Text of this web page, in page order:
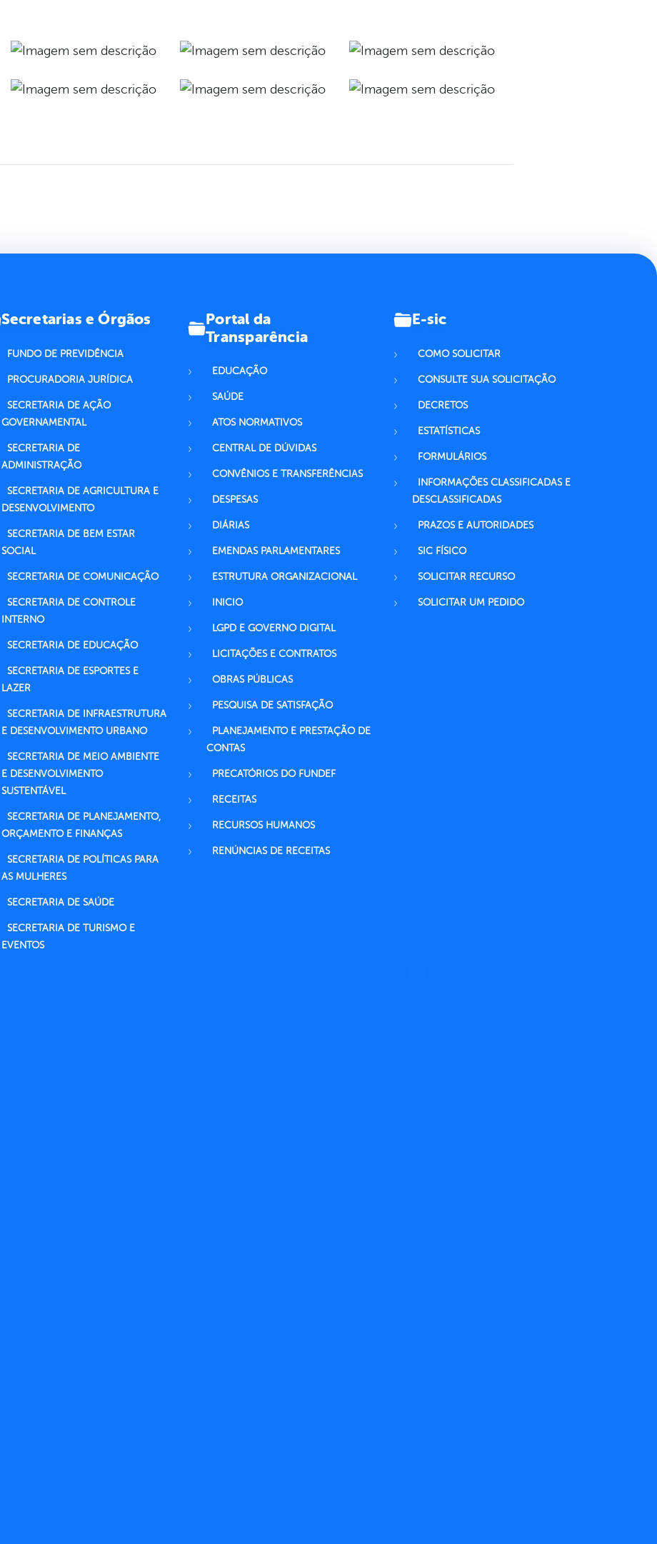
Secretarias e Órgãos
FUNDO DE PREVIDÊNCIA
PROCURADORIA JURÍDICA
SECRETARIA DE AÇÃO
GOVERNAMENTAL
SECRETARIA DE
ADMINISTRAÇÃO
SECRETARIA DE AGRICULTURA E
DESENVOLVIMENTO
SECRETARIA DE BEM ESTAR
SOCIAL
SECRETARIA DE COMUNICAÇÃO
SECRETARIA DE CONTROLE
INTERNO
SECRETARIA DE EDUCAÇÃO
SECRETARIA DE ESPORTES E
LAZER
SECRETARIA DE INFRAESTRUTURA
E DESENVOLVIMENTO URBANO
SECRETARIA DE MEIO AMBIENTE
E DESENVOLVIMENTO
SUSTENTÁVEL
SECRETARIA DE PLANEJAMENTO,
ORÇAMENTO E FINANÇAS
SECRETARIA DE POLÍTICAS PARA
AS MULHERES
SECRETARIA DE SAÚDE
SECRETARIA DE TURISMO E
EVENTOS
Portal da
Transparência
EDUCAÇÃO
SAÚDE
ATOS NORMATIVOS
CENTRAL DE DÚVIDAS
CONVÊNIOS E TRANSFERÊNCIAS
DESPESAS
DIÁRIAS
EMENDAS PARLAMENTARES
ESTRUTURA ORGANIZACIONAL
INICIO
LGPD E GOVERNO DIGITAL
LICITAÇÕES E CONTRATOS
OBRAS PÚBLICAS
PESQUISA DE SATISFAÇÃO
PLANEJAMENTO E PRESTAÇÃO DE
CONTAS
PRECATÓRIOS DO FUNDEF
RECEITAS
RECURSOS HUMANOS
RENÚNCIAS DE RECEITAS
E-sic
COMO SOLICITAR
CONSULTE SUA SOLICITAÇÃO
DECRETOS
ESTATÍSTICAS
FORMULÁRIOS
INFORMAÇÕES CLASSIFICADAS E
DESCLASSIFICADAS
PRAZOS E AUTORIDADES
SIC FÍSICO
SOLICITAR RECURSO
SOLICITAR UM PEDIDO